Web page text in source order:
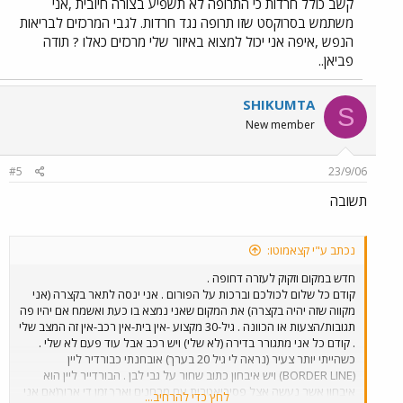
בחיים..... מה אני עושה הלאה ? אני ממתין לתשובות ורוצה לעבור יחד
איתכם את הדרך במטרה לשמר את העבודה ולשרוד ..... איך הגעתי לפורום
,אחרי שאובחנתי בתור הפרעות קשב וריכוז עם חרדות מתמשכות הפנו אותי
לטיפול בנירופסיכולוגיה בגלל שזה קושר ללקויות למידה וגם לחרדות. כך
מצאתי את הפורום .... תודה רבה. ...
קשב כולל חרדות כי התרופה לא תשפיע בצורה חיובית ,אני
משתמש בסרוקסט שזו תרופה נגד חרדות. לגבי המרכזים לבריאות
הנפש ,איפה אני יכול למצוא באיזור שלי מרכזים כאלו ? תודה
פביאן..
S
SHIKUMTA
New member
23/9/06
#5
תשובה
נכתב ע"י קצאמוטו:
חדש במקום וזקוק לעזרה דחופה .
קודם כל שלום לכולכם וברכות על הפורום . אני ינסה לתאר בקצרה (אני
מקווה שזה יהיה בקצרה) את המקום שאני נמצא בו כעת ואשמח אם יהיו פה
תגובות/הצעות או הכוונה . גיל-30 מקצוע -אין בית-אין רכב-אין זה המצב שלי
. קודם כל אני מתגורר בדירה (לא שלי) ויש רכב אבל עוד פעם לא שלי .
כשהייתי יותר צעיר (נראה לי גיל 20 בערך) אובחנתי כבורדיר ליין
(BORDER LINE) ויש איבחון כתוב שחור על גבי לבן . הבורדייר ליין הוא
איבחון אשר נעשה אצל פסיכיאטרית עם מבחנים וארך זמן די ארוך(אם אני
לחץ כדי להרחיב...